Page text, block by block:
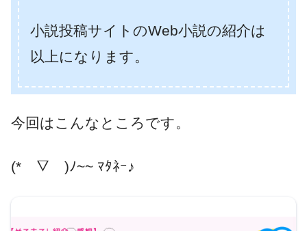
小説投稿サイトのWeb小説の紹介は
以上になります。
今回はこんなところです。
(*￣▽￣)ﾉ~~ ﾏﾀﾈｰ♪